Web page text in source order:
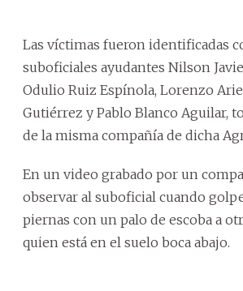
Las víctimas fueron identificadas
suboficiales ayudantes Nilson
Odulio Ruiz Espínola, Lorenzo
Gutiérrez y Pablo Blanco Aguilar,
de la misma compañía de dicha
En un video grabado por un
observar al suboficial cuando
piernas con un palo de escoba a
quien está en el suelo boca abajo.